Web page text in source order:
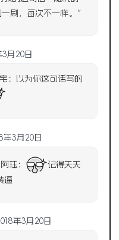
刷，每次不一样。”
3月20日
：以为你这句话写的
年3月20日
珏：
记得天天
逼
年3月20日